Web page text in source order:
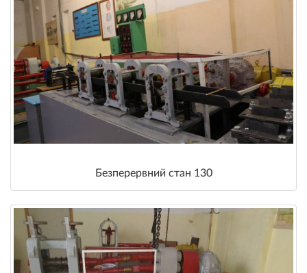
Безперервний стан 130